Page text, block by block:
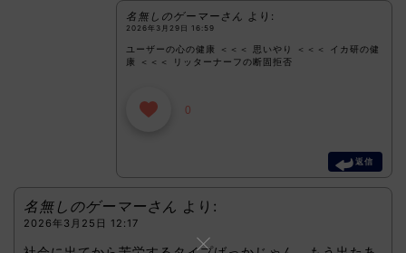
名無しのゲーマーさん より:
2026年3月29日 16:59
ユーザーの心の健康 ＜＜＜ 思いやり ＜＜＜ イカ研の健
康 ＜＜＜ リッターナーフの断固拒否
0
返信
名無しのゲーマーさん より:
2026年3月25日 12:17